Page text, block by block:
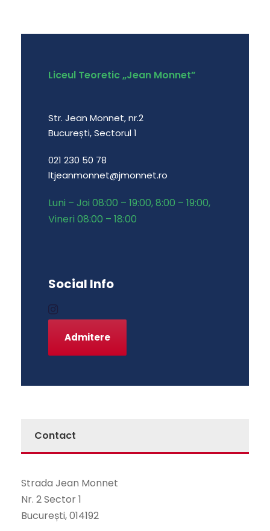
Liceul Teoretic „Jean Monnet”
Str. Jean Monnet, nr.2
București, Sectorul 1
021 230 50 78
ltjeanmonnet@jmonnet.ro
Luni – Joi 08:00 – 19:00, 8:00 – 19:00,
Vineri 08:00 – 18:00
Social Info
Admitere
Contact
Strada Jean Monnet
Nr. 2 Sector 1
București, 014192